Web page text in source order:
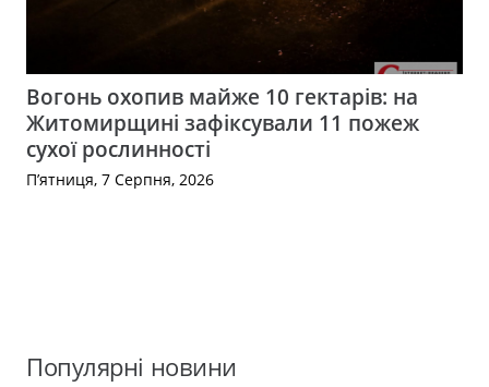
Вогонь охопив майже 10 гектарів: на
Житомирщині зафіксували 11 пожеж
сухої рослинності
П’ятниця, 7 Серпня, 2026
Популярні новини